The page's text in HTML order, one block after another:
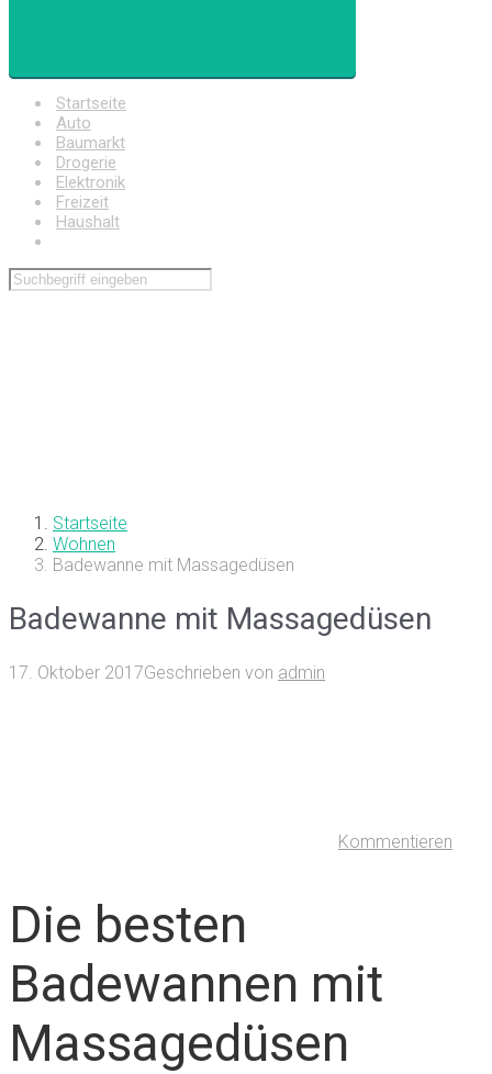
Startseite
Auto
Baumarkt
Drogerie
Elektronik
Freizeit
Haushalt
Startseite
Wohnen
Badewanne mit Massagedüsen
Badewanne mit Massagedüsen
17. Oktober 2017Geschrieben von admin
Kommentieren
Die besten
Badewannen mit
Massagedüsen